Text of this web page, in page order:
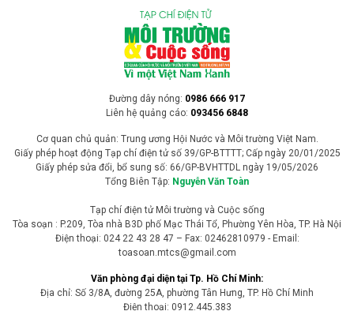
Đường dây nóng: 0986 666 917
Liên hệ quảng cáo: 093456 6848
Cơ quan chủ quản: Trung ương Hội Nước và Môi trường Việt Nam.
Giấy phép hoạt động Tạp chí điện tử số 39/GP-BTTTT; Cấp ngày 20/01/2025
Giấy phép sửa đổi, bổ sung số: 66/GP-BVHTTDL ngày 19/05/2026
Tổng Biên Tập: Nguyễn Văn Toàn
Tạp chí điện tử Môi trường và Cuộc sống
Tòa soạn : P.209, Tòa nhà B3D phố Mạc Thái Tổ, Phường Yên Hòa, TP. Hà Nội
Điện thoại: 024 22 43 28 47 – Fax: 02462810979 - Email:
toasoan.mtcs@gmail.com
Văn phòng đại diện tại Tp. Hồ Chí Minh:
Địa chỉ: Số 3/8A, đường 25A, phường Tân Hưng, TP. Hồ Chí Minh
Điện thoại: 0912.445.383